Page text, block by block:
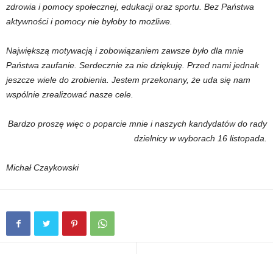
zdrowia i pomocy społecznej, edukacji oraz sportu. Bez Państwa
aktywności i pomocy nie byłoby to możliwe.
Największą motywacją i zobowiązaniem zawsze było dla mnie
Państwa zaufanie. Serdecznie za nie dziękuję. Przed nami jednak
jeszcze wiele do zrobienia. Jestem przekonany, że uda się nam
wspólnie zrealizować nasze cele.
Bardzo proszę więc o poparcie mnie i naszych kandydatów do rady
dzielnicy w wyborach 16 listopada.
Michał Czaykowski